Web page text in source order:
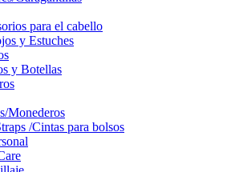
para el cabello
y Estuches
y Botellas
Monederos
/Cintas para bolsos